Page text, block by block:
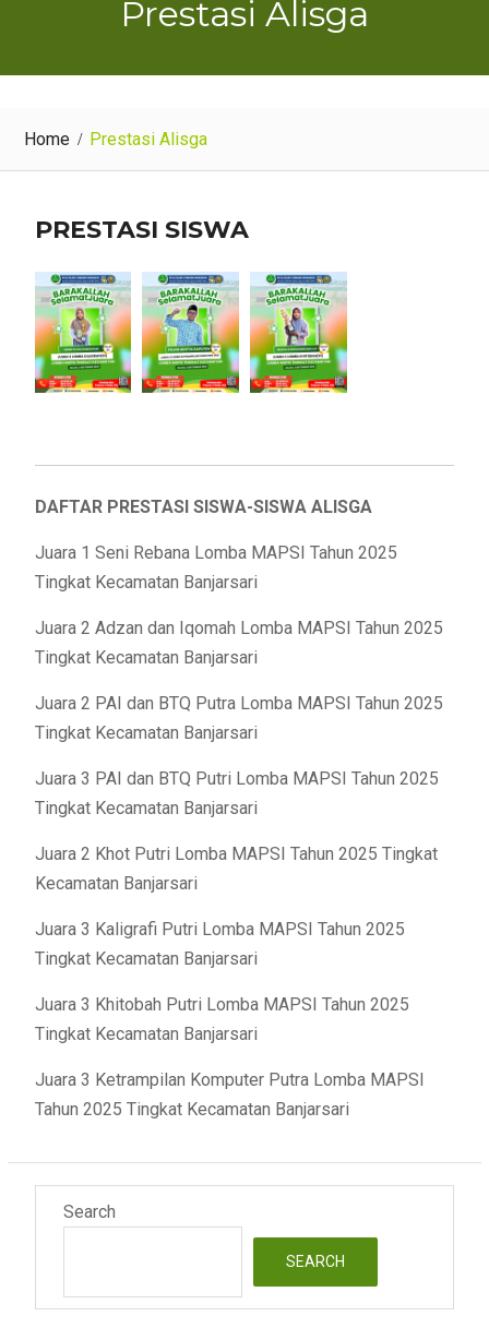
Prestasi Alisga
Home Prestasi Alisga
PRESTASI SISWA
DAFTAR PRESTASI SISWA-SISWA ALISGA
Juara 1 Seni Rebana Lomba MAPSI Tahun 2025
Tingkat Kecamatan Banjarsari
Juara 2 Adzan dan Iqomah Lomba MAPSI Tahun 2025
Tingkat Kecamatan Banjarsari
Juara 2 PAI dan BTQ Putra Lomba MAPSI Tahun 2025
Tingkat Kecamatan Banjarsari
Juara 3 PAI dan BTQ Putri Lomba MAPSI Tahun 2025
Tingkat Kecamatan Banjarsari
Juara 2 Khot Putri Lomba MAPSI Tahun 2025 Tingkat
Kecamatan Banjarsari
Juara 3 Kaligrafi Putri Lomba MAPSI Tahun 2025
Tingkat Kecamatan Banjarsari
Juara 3 Khitobah Putri Lomba MAPSI Tahun 2025
Tingkat Kecamatan Banjarsari
Juara 3 Ketrampilan Komputer Putra Lomba MAPSI
Tahun 2025 Tingkat Kecamatan Banjarsari
Search
SEARCH